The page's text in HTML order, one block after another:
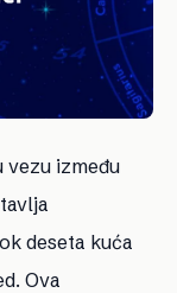
vezu između
deseta kuća
Ova